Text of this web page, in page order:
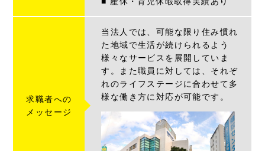
求職者への
メッセージ
当法人では、可能な限り住み慣れ
た地域で生活が続けられるよう
様々なサービスを展開していま
す。また職員に対しては、それぞ
れのライフステージに合わせて多
様な働き方に対応が可能です。